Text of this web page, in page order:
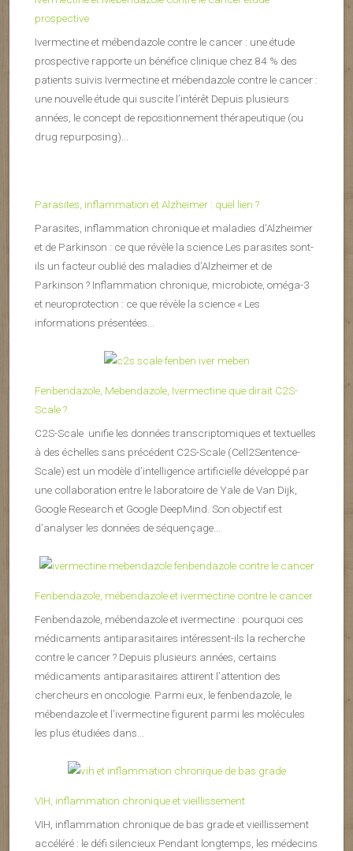
prospective
Ivermectine et mébendazole contre le cancer : une étude
prospective rapporte un bénéfice clinique chez 84 % des
patients suivis Ivermectine et mébendazole contre le cancer :
une nouvelle étude qui suscite l’intérêt Depuis plusieurs
années, le concept de repositionnement thérapeutique (ou
drug repurposing)...
Parasites, inflammation et Alzheimer : quel lien ?
Parasites, inflammation chronique et maladies d’Alzheimer
et de Parkinson : ce que révèle la science Les parasites sont-
ils un facteur oublié des maladies d’Alzheimer et de
Parkinson ? Inflammation chronique, microbiote, oméga-3
et neuroprotection : ce que révèle la science « Les
informations présentées...
Fenbendazole, Mebendazole, Ivermectine que dirait C2S-
Scale ?
C2S-Scale unifie les données transcriptomiques et textuelles
à des échelles sans précédent C2S-Scale (Cell2Sentence-
Scale) est un modèle d’intelligence artificielle développé par
une collaboration entre le laboratoire de Yale de Van Dijk,
Google Research et Google DeepMind. Son objectif est
d’analyser les données de séquençage...
Fenbendazole, mébendazole et ivermectine contre le cancer
Fenbendazole, mébendazole et ivermectine : pourquoi ces
médicaments antiparasitaires intéressent-ils la recherche
contre le cancer ? Depuis plusieurs années, certains
médicaments antiparasitaires attirent l’attention des
chercheurs en oncologie. Parmi eux, le fenbendazole, le
mébendazole et l’ivermectine figurent parmi les molécules
les plus étudiées dans...
VIH, inflammation chronique et vieillissement
VIH, inflammation chronique de bas grade et vieillissement
accéléré : le défi silencieux Pendant longtemps, les médecins